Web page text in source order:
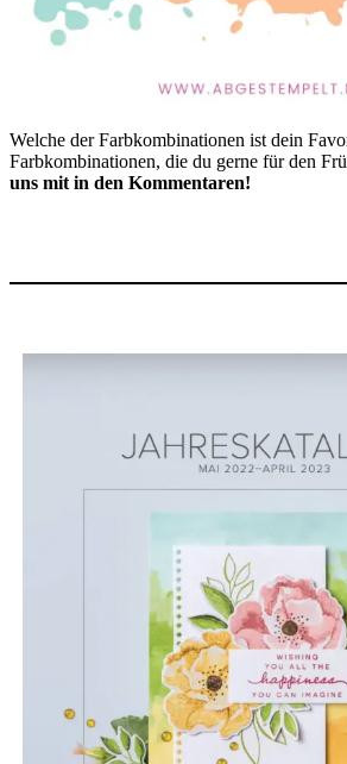
Welche der Farbkombinationen ist dein
Farbkombinationen, die du gerne für den
uns mit in den Kommentaren!